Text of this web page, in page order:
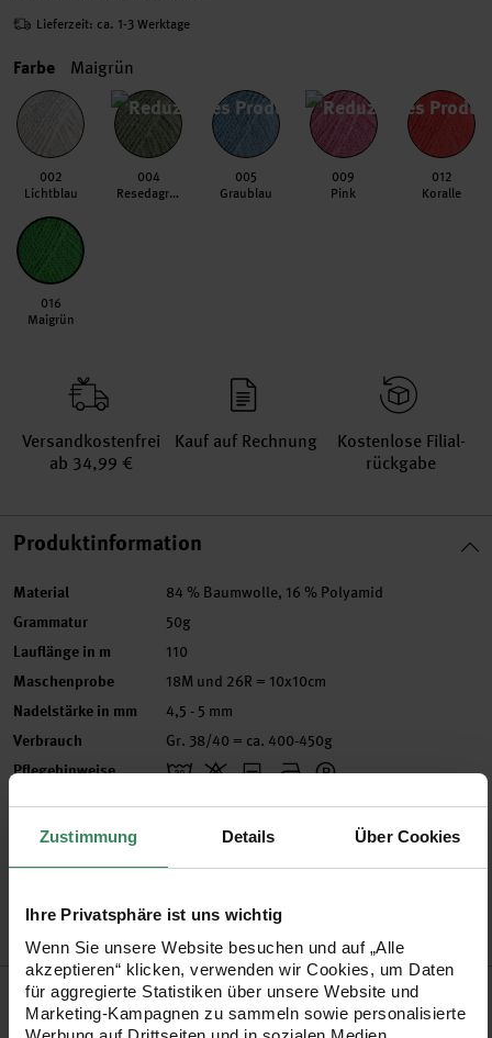
Zustimmung Details Über Cookies
Ihre Privatsphäre ist uns wichtig
Wenn Sie unsere Website besuchen und auf „Alle
akzeptieren“ klicken, verwenden wir Cookies, um Daten
für aggregierte Statistiken über unsere Website und
Marketing-Kampagnen zu sammeln sowie personalisierte
Lieferzeit: ca. 1-3 Werktage
Farbe Maigrün
002
Lichtblau
004
Resedagrün
005
Graublau
009
Pink
012
Koralle
016
Maigrün
Versand­kosten­frei
ab 34,99 €
Kauf auf Rechnung
Kosten­lose Filial­
rückgabe
Produktinformation
Material 84 % Baumwolle, 16 % Polyamid
Grammatur 50g
Lauflänge in m 110
Maschenprobe 18M und 26R = 10x10cm
Nadelstärke in mm 4,5 - 5 mm
Verbrauch Gr. 38/40 = ca. 400-450g
Pflegehinweise
Mehr Informationen zu Pflegehinweisen
Produktbeschreibung